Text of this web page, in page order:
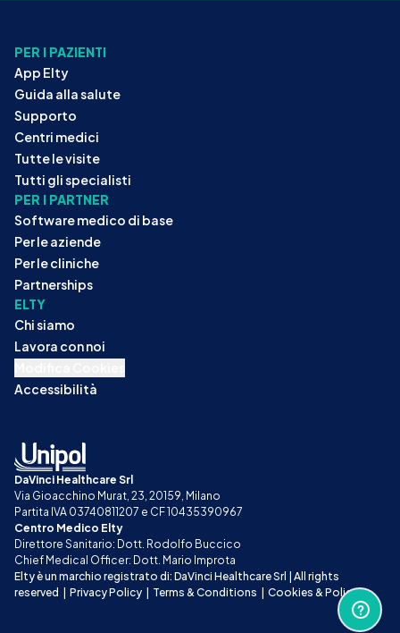
PER I PAZIENTI
App Elty
Guida alla salute
Supporto
Centri medici
Tutte le visite
Tutti gli specialisti
PER I PARTNER
Software medico di base
Per le aziende
Per le cliniche
Partnerships
ELTY
Chi siamo
Lavora con noi
Accessibilità
DaVinci Healthcare Srl
Via Gioacchino Murat, 23, 20159, Milano
Partita IVA 03740811207 e CF 10435390967
Centro Medico Elty
Direttore Sanitario: Dott. Rodolfo Buccico
Chief Medical Officer: Dott. Mario Improta
Elty è un marchio registrato di: DaVinci Healthcare Srl | All rights
reserved | Privacy Policy | Terms & Conditions | Cookies & Policy